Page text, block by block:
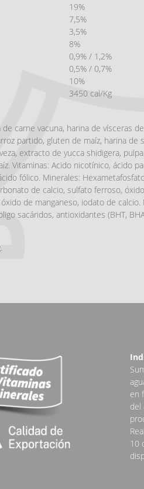
19%
7,5%
3,5%
8%
0,9% / 1,2%
0,5% / 0,7%
10%
3450 cal/Kg
de carne vacuna, harina de vísceras
partido, gluten de maíz, harina de
extracto de yucca shidigera,
Vitaminas: Acido nicotínico, ácido
fólico. Minerales:
de calcio, sulfato ferroso,
de manganeso, iodato de calcio.
sacáridos, antioxidantes (BHT,
en
del
10